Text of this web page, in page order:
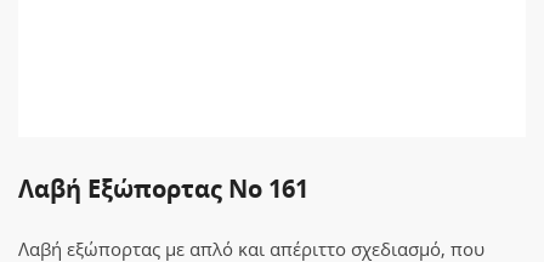
Λαβή Εξώπορτας No 161
Λαβή εξώπορτας με απλό και απέριττο σχεδιασμό, που